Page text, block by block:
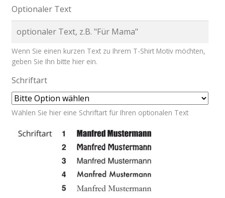
Optionaler Text
Wenn Sie einen kurzen Text zu Ihrem T-Shirt Motiv möchten,
geben Sie Ihn bitte hier ein.
Schriftart
Wählen Sie hier eine Schriftart für Ihren optionalen Text